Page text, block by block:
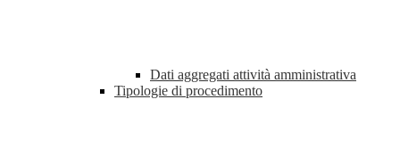
Dati aggregati attività amministrativa
Tipologie di procedimento